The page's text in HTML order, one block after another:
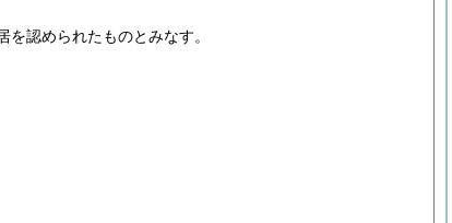
認められたものとみなす。